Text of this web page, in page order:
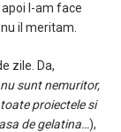
l-am face
il meritam.
zile. Da,
sunt nemuritor,
proiectele si
de gelatina…),